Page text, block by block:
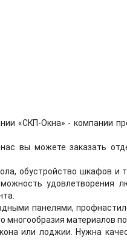
«СКП-Окна» - компании
вы можете заказать
обустройство шкафов и
удовлетворения
панелями,
многообразия материалов
или лоджии. Нужна